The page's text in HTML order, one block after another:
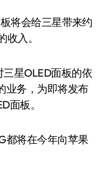
将会给三星带来约
入。
星OLED面板的依
业务，为即将发布
面板。
都将在今年向苹果